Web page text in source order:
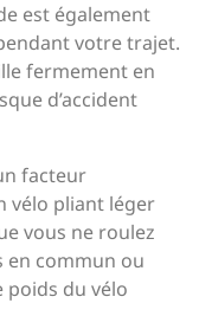
est également
votre trajet.
fermement en
d’accident
facteur
vélo pliant léger
vous ne roulez
en commun ou
poids du vélo